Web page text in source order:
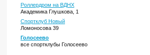
Роллердром на ВДНХ
Академика Глушкова, 1
Спортклуб Новый
Ломоносова 39
Голосеево
все спортклубы Голосеево